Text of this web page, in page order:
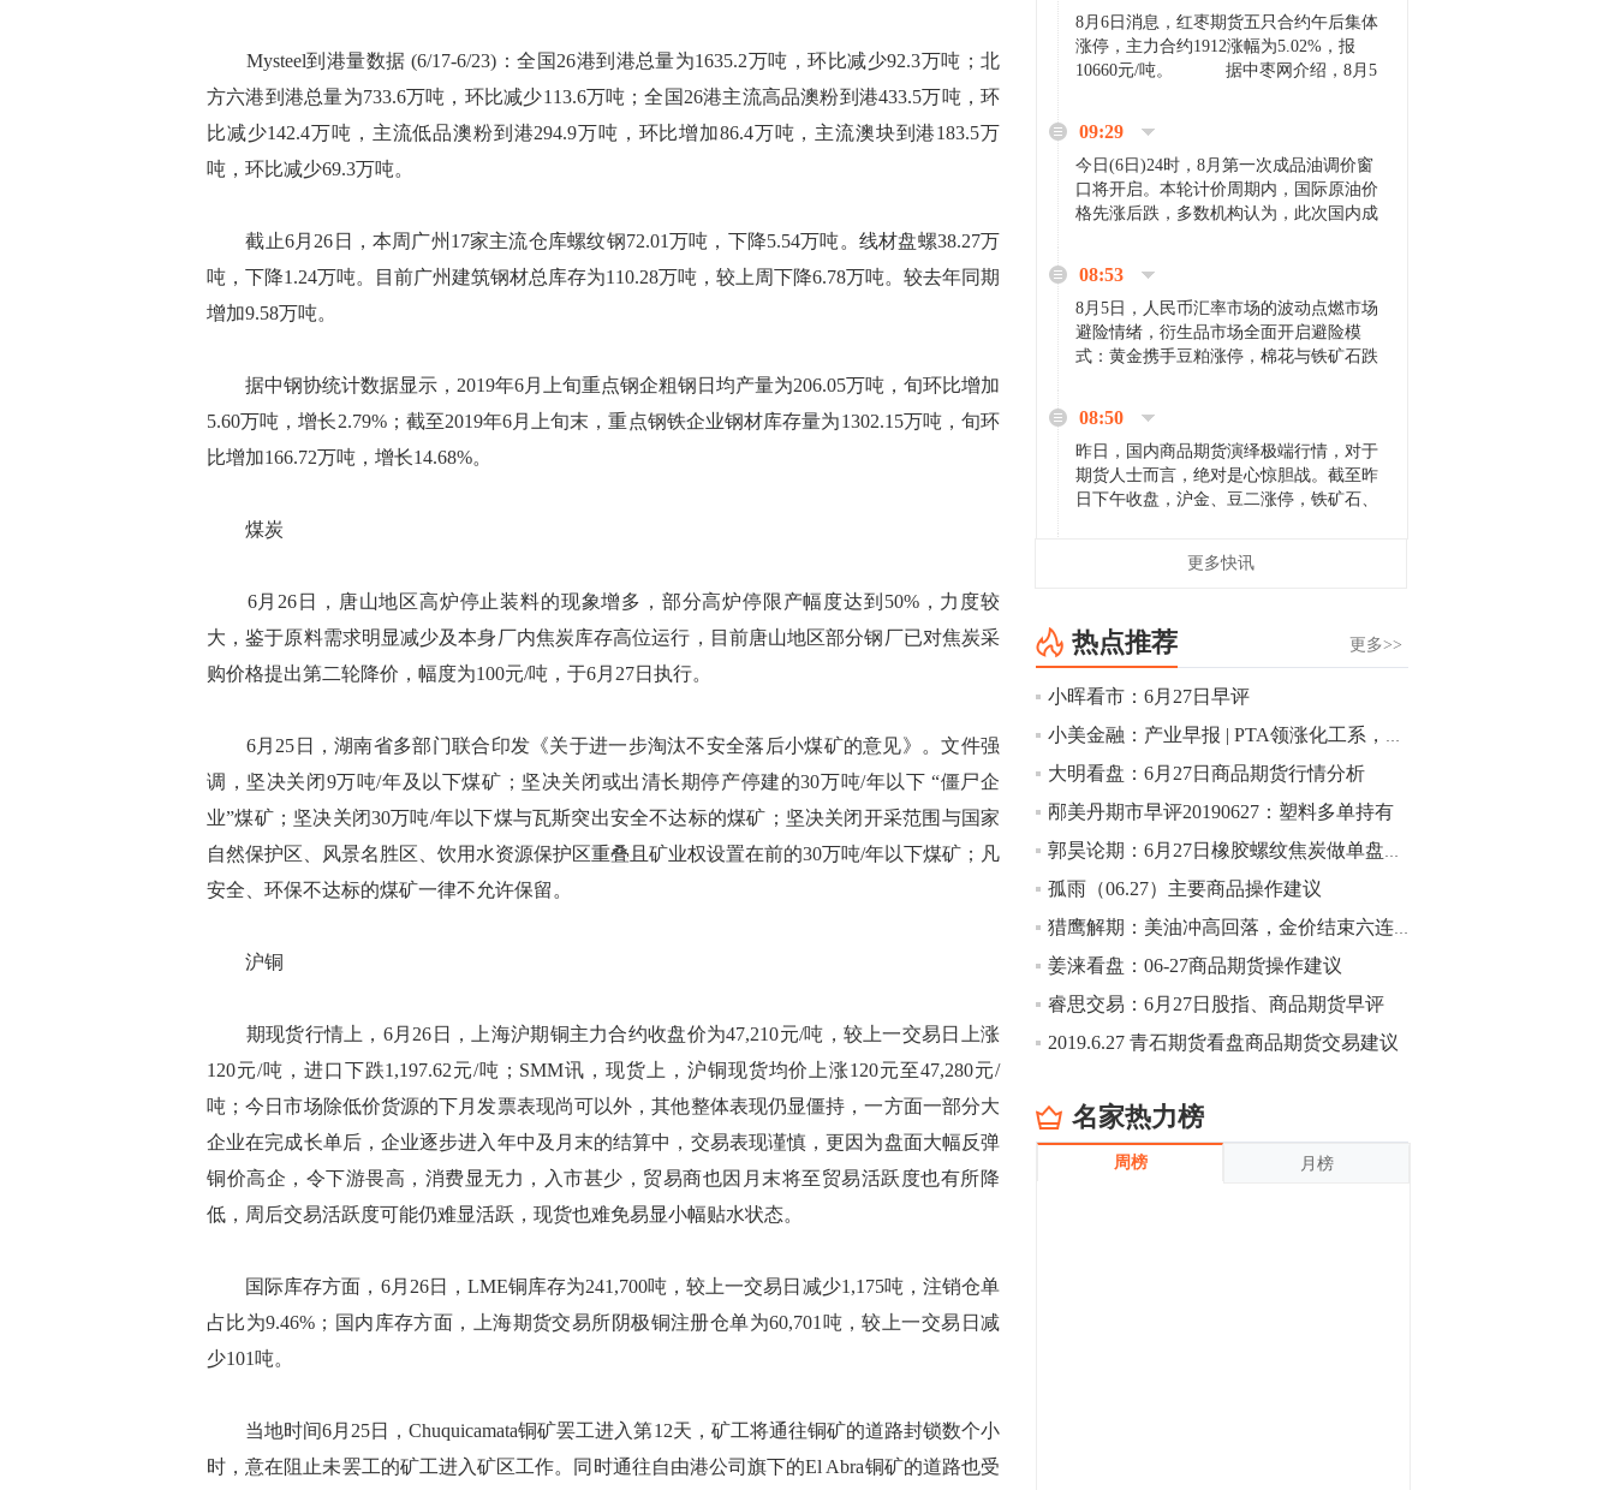
Mysteel到港量数据 (6/17-6/23)：全国26港到港总量为1635.2万吨，环比减少92.3万吨；北
方六港到港总量为733.6万吨，环比减少113.6万吨；全国26港主流高品澳粉到港433.5万吨，环
比减少142.4万吨，主流低品澳粉到港294.9万吨，环比增加86.4万吨，主流澳块到港183.5万
吨，环比减少69.3万吨。
截止6月26日，本周广州17家主流仓库螺纹钢72.01万吨，下降5.54万吨。线材盘螺38.27万
吨，下降1.24万吨。目前广州建筑钢材总库存为110.28万吨，较上周下降6.78万吨。较去年同期
增加9.58万吨。
据中钢协统计数据显示，2019年6月上旬重点钢企粗钢日均产量为206.05万吨，旬环比增加
5.60万吨，增长2.79%；截至2019年6月上旬末，重点钢铁企业钢材库存量为1302.15万吨，旬环
比增加166.72万吨，增长14.68%。
煤炭
6月26日，唐山地区高炉停止装料的现象增多，部分高炉停限产幅度达到50%，力度较
大，鉴于原料需求明显减少及本身厂内焦炭库存高位运行，目前唐山地区部分钢厂已对焦炭采
购价格提出第二轮降价，幅度为100元/吨，于6月27日执行。
6月25日，湖南省多部门联合印发《关于进一步淘汰不安全落后小煤矿的意见》。文件强
调，坚决关闭9万吨/年及以下煤矿；坚决关闭或出清长期停产停建的30万吨/年以下 “僵尸企
业”煤矿；坚决关闭30万吨/年以下煤与瓦斯突出安全不达标的煤矿；坚决关闭开采范围与国家
自然保护区、风景名胜区、饮用水资源保护区重叠且矿业权设置在前的30万吨/年以下煤矿；凡
安全、环保不达标的煤矿一律不允许保留。
沪铜
期现货行情上，6月26日，上海沪期铜主力合约收盘价为47,210元/吨，较上一交易日上涨
120元/吨，进口下跌1,197.62元/吨；SMM讯，现货上，沪铜现货均价上涨120元至47,280元/
吨；今日市场除低价货源的下月发票表现尚可以外，其他整体表现仍显僵持，一方面一部分大
企业在完成长单后，企业逐步进入年中及月末的结算中，交易表现谨慎，更因为盘面大幅反弹
铜价高企，令下游畏高，消费显无力，入市甚少，贸易商也因月末将至贸易活跃度也有所降
低，周后交易活跃度可能仍难显活跃，现货也难免易显小幅贴水状态。
国际库存方面，6月26日，LME铜库存为241,700吨，较上一交易日减少1,175吨，注销仓单
占比为9.46%；国内库存方面，上海期货交易所阴极铜注册仓单为60,701吨，较上一交易日减
少101吨。
当地时间6月25日，Chuquicamata铜矿罢工进入第12天，矿工将通往铜矿的道路封锁数个小
时，意在阻止未罢工的矿工进入矿区工作。同时通往自由港公司旗下的El Abra铜矿的道路也受
8月6日消息，红枣期货五只合约午后集体
涨停，主力合约1912涨幅为5.02%，报
10660元/吨。 据中枣网介绍，8月5
家好货依旧惜售挺...
09:29
今日(6日)24时，8月第一次成品油调价窗
口将开启。本轮计价周期内，国际原油价
格先涨后跌，多数机构认为，此次国内成
08:53
8月5日，人民币汇率市场的波动点燃市场
避险情绪，衍生品市场全面开启避险模
式：黄金携手豆粕涨停，棉花与铁矿石跌
场来看，汇率波动...
08:50
昨日，国内商品期货演绎极端行情，对于
期货人士而言，绝对是心惊胆战。截至昨
日下午收盘，沪金、豆二涨停，铁矿石、
[imgnobrwh] src=...
14:23
跌幅达6%，报689.5元/吨，刷新近两个月
低位。
14:20
方正有色研究团队：高度重视贵金属的阶
段性机会。自年初以来沪金上涨16.93%，
立涨势，白银将开启补涨，且涨幅超过黄
金，金银比有望高位回归。
13:55
豆二期货主力合约涨停，涨幅达3.98%，报
CBOT大豆期货市场上涨，11月期约收高
影响，夜盘连粕高位窄幅震荡，建议短线
操作为主。 ...
13:54
8月5日消息，内外盘贵金属强劲走升，沪
金主力合约涨停，涨幅3.99%，报334.00
更多快讯
更多>>
热点推荐
小晖看市：6月27日早评
小美金融：产业早报 | PTA领涨化工系，今日期市走势如何
大明看盘：6月27日商品期货行情分析
邴美丹期市早评20190627：塑料多单持有
郭昊论期：6月27日橡胶螺纹焦炭做单盘前观点
孤雨（06.27）主要商品操作建议
猎鹰解期：美油冲高回落，金价结束六连涨；PTA延续强势，铁矿王者归来
姜涞看盘：06-27商品期货操作建议
睿思交易：6月27日股指、商品期货早评
2019.6.27 青石期货看盘商品期货交易建议
名家热力榜
周榜 月榜